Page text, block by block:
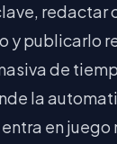
redactar
y publicarlo
de
la
en juego